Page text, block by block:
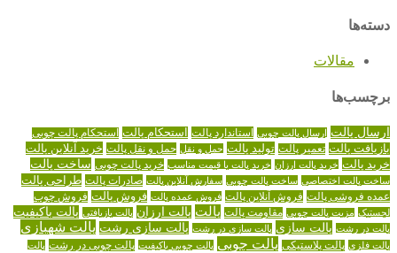
دسته‌ها
مقالات
برچسب‌ها
ارسال پالت ارسال پالت چوبی استاندارد پالت استحکام پالت استحکام پالت چوبی
بازیافت پالت تعمیر پالت تولید پالت حمل و نقل حمل و نقل پالت خرید آنلاین پالت
خرید پالت خرید پالت ارزان خرید پالت با قیمت مناسب خرید پالت چوبی ساخت پالت
ساخت پالت اختصاصی ساخت پالت چوبی سفارش آنلاین پالت صادرات پالت طراحی پالت
عمده فروشی پالت فروش آنلاین پالت فروش عمده پالت فروش پالت فروش چوب
لجستیک مزیت پالت چوبی مقاومت پالت پالت پالت ارزان پالت بازیافتی پالت باکیفیت
پالت در رشت پالت سازی پالت سازی در رشت پالت سازی رشت پالت شهبازی
پالت فلزی پالت پلاستیکی پالت چوبی پالت چوبی باکیفیت پالت چوبی در رشت پالت